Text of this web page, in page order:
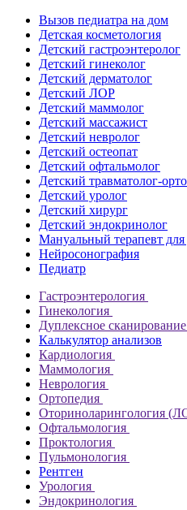
Вызов педиатра на дом
Детская косметология
Детский гастроэнтеролог
Детский гинеколог
Детский дерматолог
Детский ЛОР
Детский маммолог
Детский массажист
Детский невролог
Детский остеопат
Детский офтальмолог
Детский травматолог-
Детский уролог
Детский хирург
Детский эндокринолог
Мануальный терапевт для
Нейросонография
Педиатр
Гастроэнтерология
Гинекология
Дуплексное сканирование
Калькулятор анализов
Кардиология
Маммология
Неврология
Ортопедия
Оториноларингология
Офтальмология
Проктология
Пульмонология
Рентген
Урология
Эндокринология